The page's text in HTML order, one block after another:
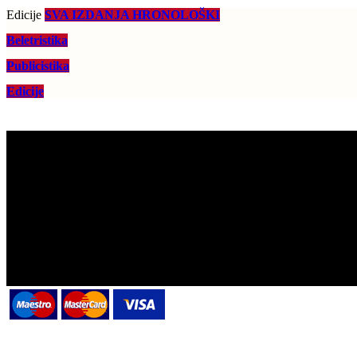
Edicije SVA IZDANJA HRONOLOŠKI
Beletristika
Publicistika
Edicije